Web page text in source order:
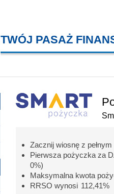
TWÓJ PASAŻ
Zacznij wiosnę z
Pierwsza pożyczka za
0%)
Maksymalna kwota
RRSO wynosi 112,41%